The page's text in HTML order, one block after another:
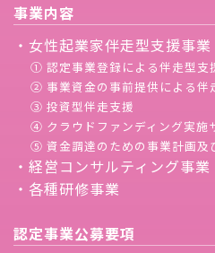
事業内容
・女性起業家伴走型支援事業
① 認定事業登録による伴走型支
② 事業資金の事前提供による伴
③ 投資型伴走支援
④ クラウドファンディング実施
⑤ 資金調達のための事業計画及
・経営コンサルティング事業
・各種研修事業
認定事業公募要項